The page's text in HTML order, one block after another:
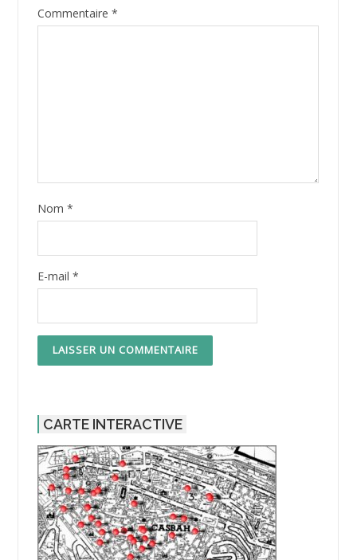
Commentaire *
Nom *
E-mail *
CARTE INTERACTIVE